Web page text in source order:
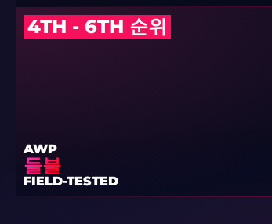
4TH - 6TH 순위
AWP
들불
FIELD-TESTED